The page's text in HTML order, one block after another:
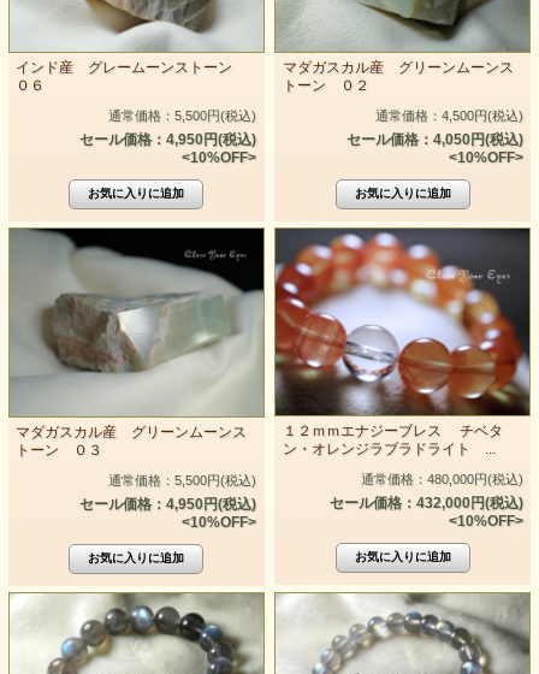
インド産 グレームーンストーン
０６
通常価格：5,500円(税込)
セール価格：4,950円(税込)
<10%OFF>
マダガスカル産 グリーンムーンス
トーン ０２
通常価格：4,500円(税込)
セール価格：4,050円(税込)
<10%OFF>
マダガスカル産 グリーンムーンス
トーン ０３
通常価格：5,500円(税込)
セール価格：4,950円(税込)
<10%OFF>
１２ｍｍエナジーブレス チベタ
ン・オレンジラブラドライト ...
通常価格：480,000円(税込)
セール価格：432,000円(税込)
<10%OFF>